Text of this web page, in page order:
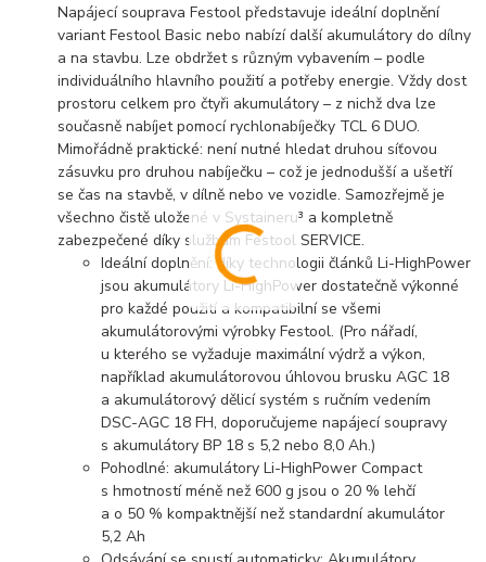
Napájecí souprava Festool představuje ideální doplnění
variant Festool Basic nebo nabízí další akumulátory do dílny
a na stavbu. Lze obdržet s různým vybavením – podle
individuálního hlavního použití a potřeby energie. Vždy dost
prostoru celkem pro čtyři akumulátory – z nichž dva lze
současně nabíjet pomocí rychlonabíječky TCL 6 DUO.
Mimořádně praktické: není nutné hledat druhou síťovou
zásuvku pro druhou nabíječku – což je jednodušší a ušetří
se čas na stavbě, v dílně nebo ve vozidle. Samozřejmě je
všechno čistě uložené v Systaineru³ a kompletně
zabezpečené díky službám Festool SERVICE.
Ideální doplnění: díky technologii článků Li-HighPower
jsou akumulátory Li-HighPower dostatečně výkonné
pro každé použití a kompatibilní se všemi
akumulátorovými výrobky Festool. (Pro nářadí,
u kterého se vyžaduje maximální výdrž a výkon,
například akumulátorovou úhlovou brusku AGC 18
a akumulátorový dělicí systém s ručním vedením
DSC-AGC 18 FH, doporučujeme napájecí soupravy
s akumulátory BP 18 s 5,2 nebo 8,0 Ah.)
Pohodlné: akumulátory Li-HighPower Compact
s hmotností méně než 600 g jsou o 20 % lehčí
a o 50 % kompaktnější než standardní akumulátor
5,2 Ah